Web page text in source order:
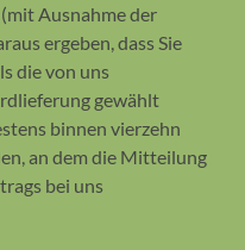
Ausnahme der
ergeben, dass Sie
die von uns
gewählt
binnen vierzehn
an dem die Mitteilung
bei uns